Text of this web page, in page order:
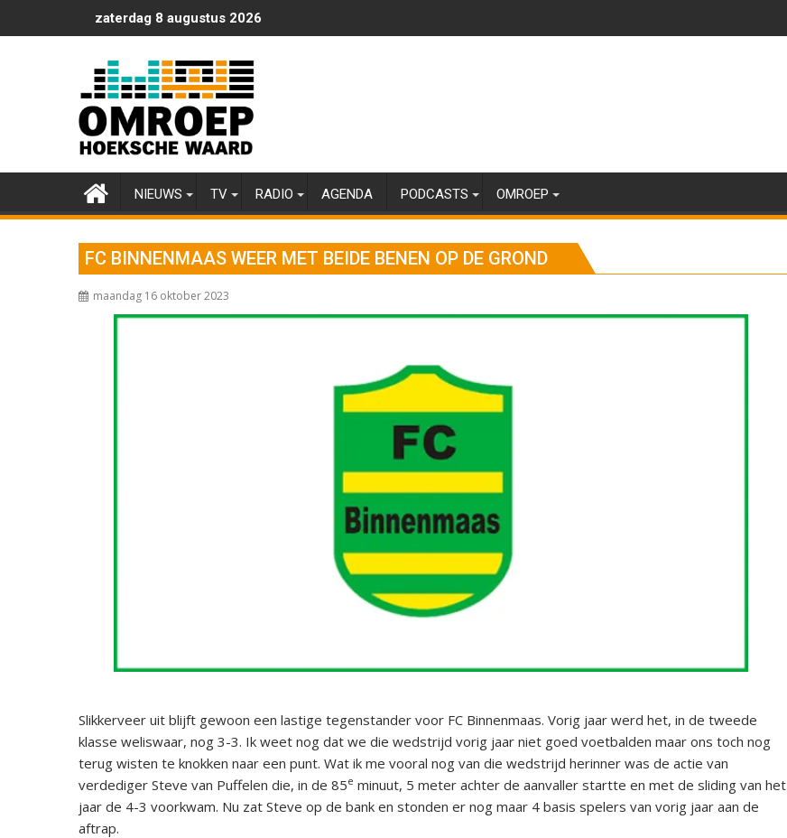
naar
zaterdag 8 augustus 2026
NIEUWS TV RADIO AGENDA PODCASTS OMROEP
FC BINNENMAAS WEER MET BEIDE BENEN OP DE GROND
maandag 16 oktober 2023
Slikkerveer uit blijft gewoon een lastige tegenstander voor FC Binnenmaas. Vorig jaar werd het, in de tweede
klasse weliswaar, nog 3-3. Ik weet nog dat we die wedstrijd vorig jaar niet goed voetbalden maar ons toch nog
terug wisten te knokken naar een punt. Wat ik me vooral nog van die wedstrijd herinner was de actie van
verdediger Steve van Puffelen die, in de 85e minuut, 5 meter achter de aanvaller startte en met de sliding van het
jaar de 4-3 voorkwam. Nu zat Steve op de bank en stonden er nog maar 4 basis spelers van vorig jaar aan de
aftrap.